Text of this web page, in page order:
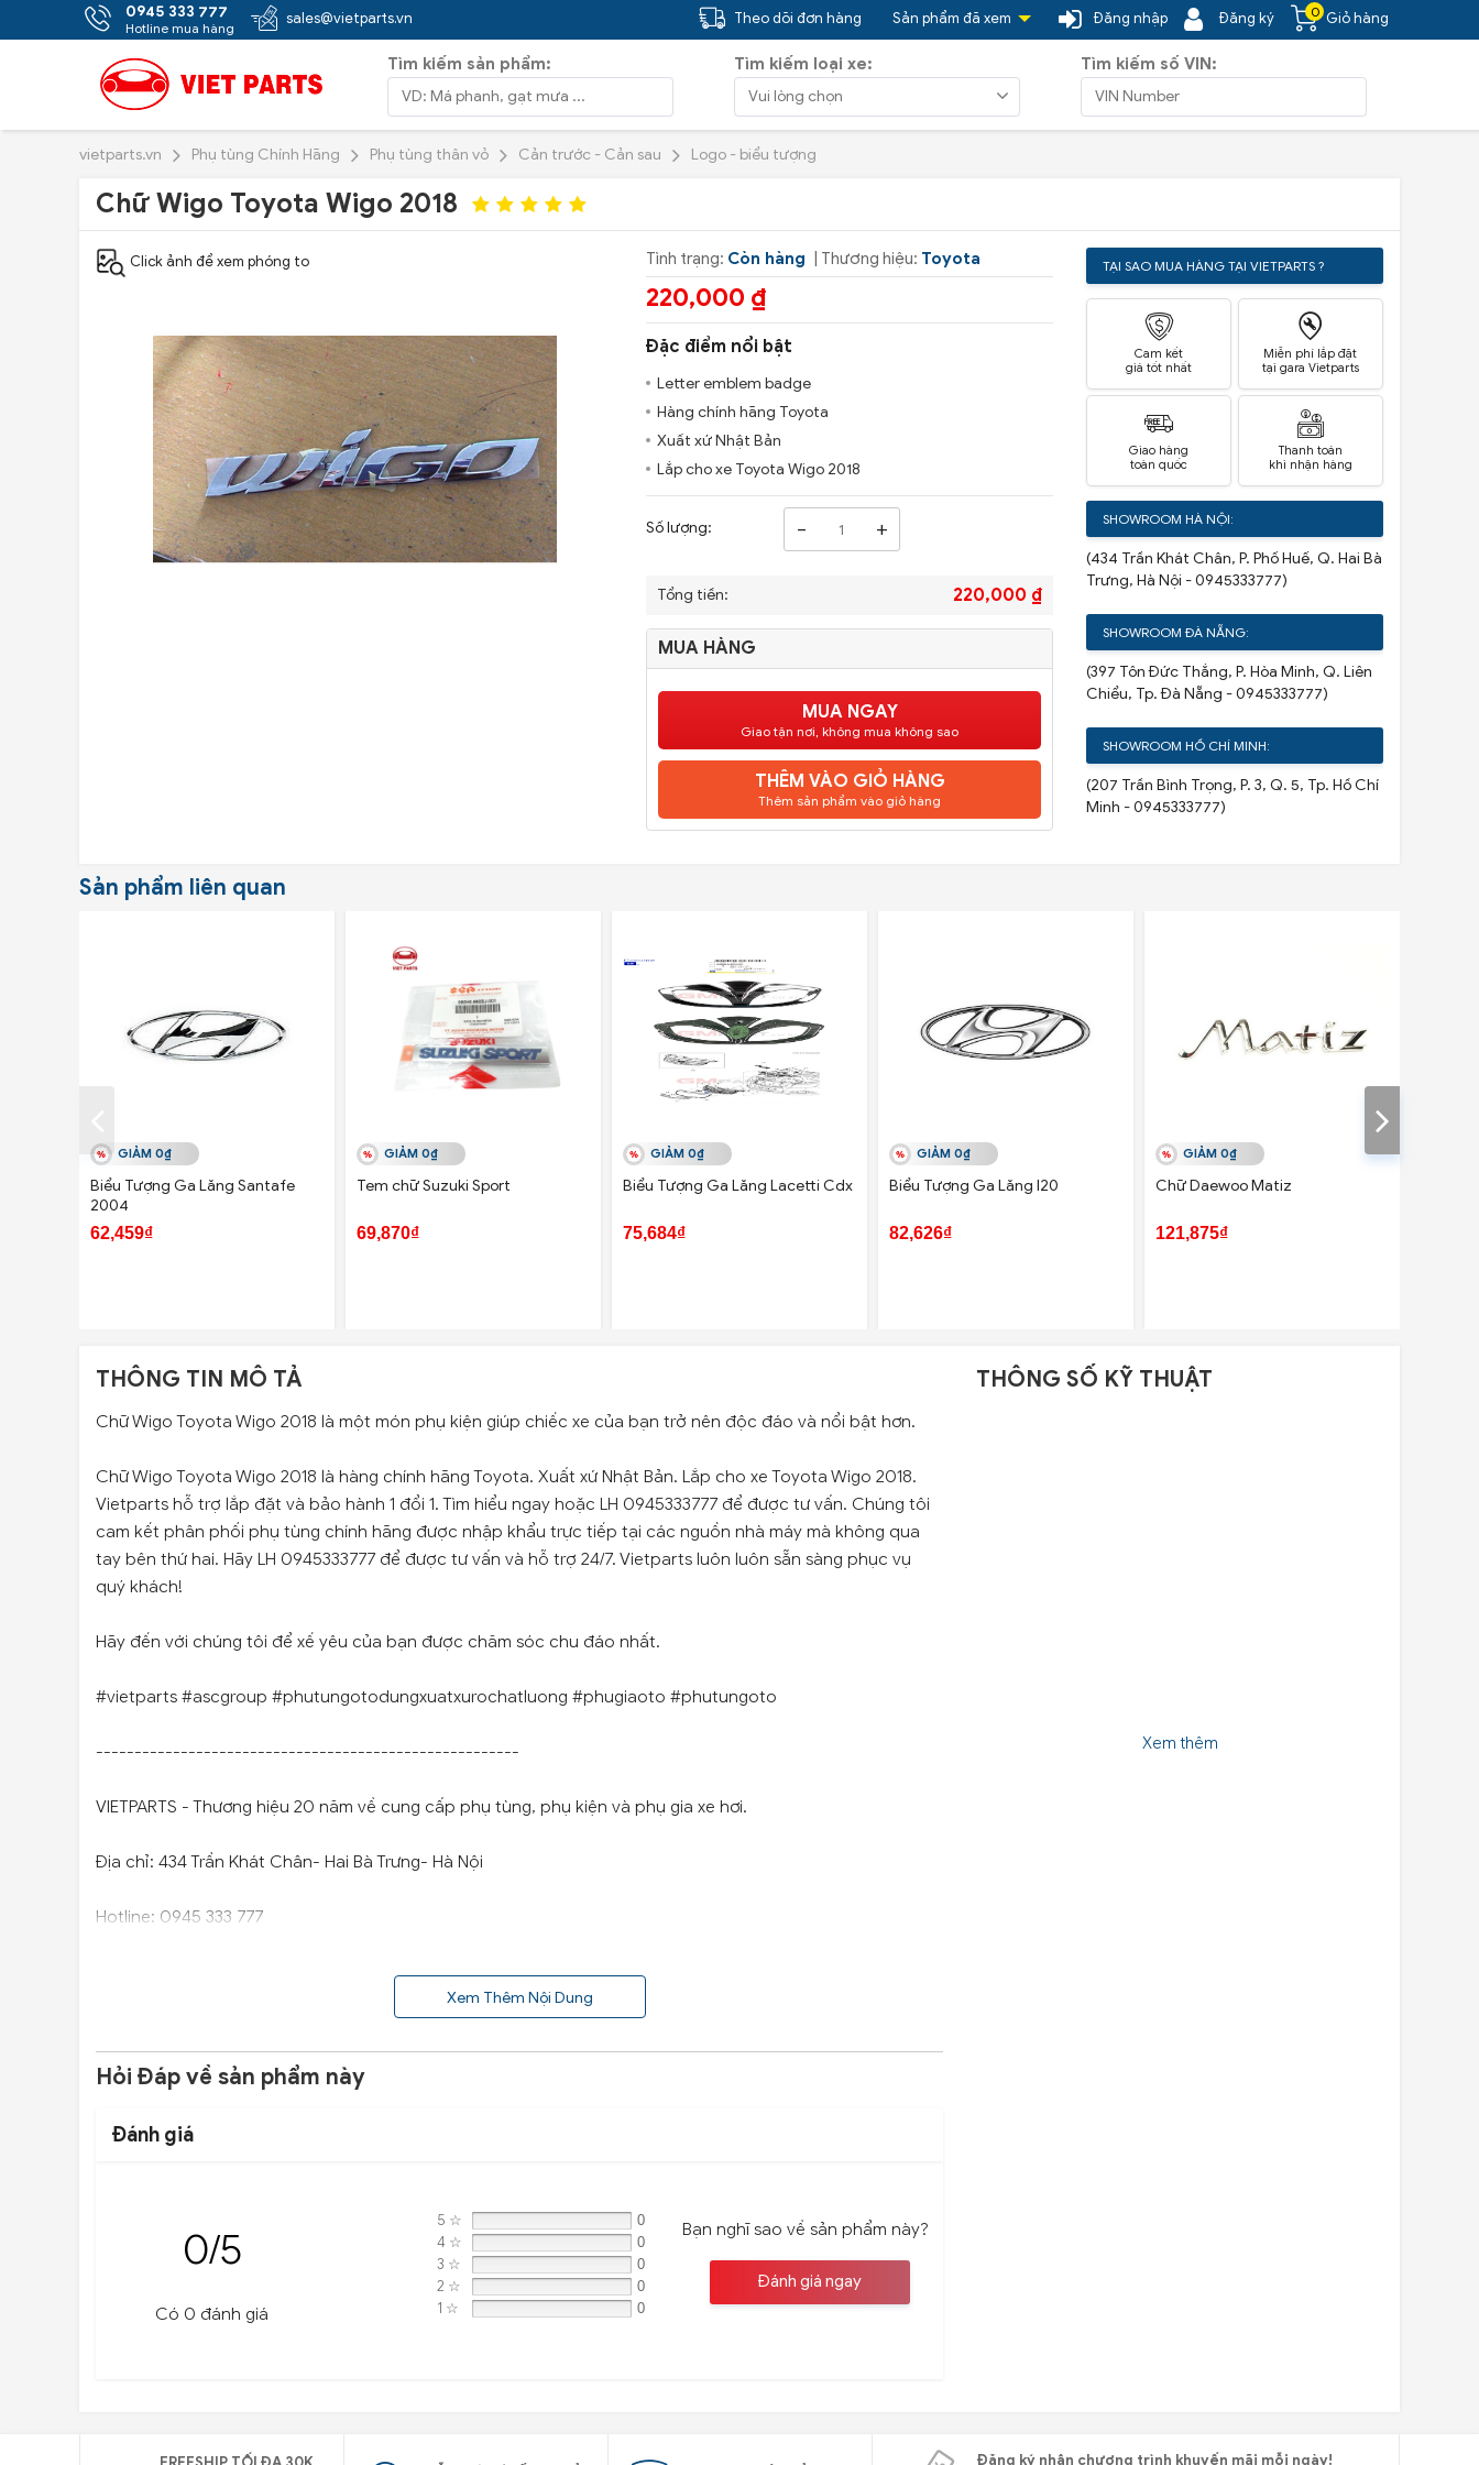
0945 333 777
Hotline mua hàng
sales@vietparts.vn 0 Giỏ hàng
Đăng ký
Đăng nhập
Sản phẩm đã xem
Theo dõi đơn hàng
Tìm kiếm sản phẩm: Tìm kiếm loại xe: Tìm kiếm số VIN:
vietparts.vn Phụ tùng Chính Hãng Phụ tùng thân vỏ Cản trước - Cản sau Logo - biểu tượng
Chữ Wigo Toyota Wigo 2018
Click ảnh để xem phóng to Tình trạng: Còn hàng | Thương hiệu: Toyota
220,000 ₫
Đặc điểm nổi bật
Letter emblem badge
Hàng chính hãng Toyota
Xuất xứ Nhật Bản
Lắp cho xe Toyota Wigo 2018
Số lượng: - +
Tổng tiền: 220,000 ₫
MUA HÀNG
MUA NGAY
Giao tận nơi, không mua không sao
THÊM VÀO GIỎ HÀNG
Thêm sản phẩm vào giỏ hàng
TẠI SAO MUA HÀNG TẠI VIETPARTS ?
Cam kết
giá tốt nhất
Miễn phí lắp đặt
tại gara Vietparts
Giao hàng
toàn quốc
Thanh toán
khi nhận hàng
SHOWROOM HÀ NỘI:
(434 Trần Khát Chân, P. Phố Huế, Q. Hai Bà
Trưng, Hà Nội - 0945333777)
SHOWROOM ĐÀ NẴNG:
(397 Tôn Đức Thắng, P. Hòa Minh, Q. Liên
Chiểu, Tp. Đà Nẵng - 0945333777)
SHOWROOM HỒ CHÍ MINH:
(207 Trần Bình Trọng, P. 3, Q. 5, Tp. Hồ Chí
Minh - 0945333777)
Sản phẩm liên quan
GIẢM 0₫
Biểu Tượng Ga Lăng Santafe
2004
62,459₫
GIẢM 0₫
Tem chữ Suzuki Sport
69,870₫
GIẢM 0₫
Biểu Tượng Ga Lăng Lacetti Cdx
75,684₫
GIẢM 0₫
Biểu Tượng Ga Lăng I20
82,626₫
GIẢM 0₫
Chữ Daewoo Matiz
121,875₫
THÔNG TIN MÔ TẢ
Chữ Wigo Toyota Wigo 2018 là một món phụ kiện giúp chiếc xe của bạn trở nên độc đáo và nổi bật hơn.
Chữ Wigo Toyota Wigo 2018 là hàng chính hãng Toyota. Xuất xứ Nhật Bản. Lắp cho xe Toyota Wigo 2018.
Vietparts hỗ trợ lắp đặt và bảo hành 1 đổi 1. Tìm hiểu ngay hoặc LH 0945333777 để được tư vấn. Chúng tôi
cam kết phân phối phụ tùng chính hãng được nhập khẩu trực tiếp tại các nguồn nhà máy mà không qua
tay bên thứ hai. Hãy LH 0945333777 để được tư vấn và hỗ trợ 24/7. Vietparts luôn luôn sẵn sàng phục vụ
quý khách!
Hãy đến với chúng tôi để xế yêu của bạn được chăm sóc chu đáo nhất.
#vietparts #ascgroup #phutungotodungxuatxurochatluong #phugiaoto #phutungoto
-------------------------------------------------------
VIETPARTS - Thương hiệu 20 năm về cung cấp phụ tùng, phụ kiện và phụ gia xe hơi.
Địa chỉ: 434 Trần Khát Chân- Hai Bà Trưng- Hà Nội
Hotline: 0945 333 777
Xem Thêm Nội Dung
Hỏi Đáp về sản phẩm này
Đánh giá
0/5
Có 0 đánh giá
5 ☆ 0
4 ☆ 0
3 ☆ 0
2 ☆ 0
1 ☆ 0
Bạn nghĩ sao về sản phẩm này?
Đánh giá ngay
THÔNG SỐ KỸ THUẬT
Xem thêm
Đăng ký nhận chương trình khuyến mãi mỗi ngày!